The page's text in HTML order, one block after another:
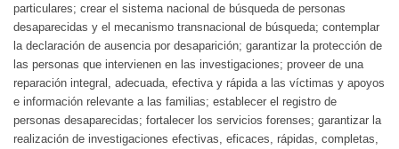
particulares; crear el sistema nacional de búsqueda de personas
desaparecidas y el mecanismo transnacional de búsqueda; contemplar
la declaración de ausencia por desaparición; garantizar la protección de
las personas que intervienen en las investigaciones; proveer de una
reparación integral, adecuada, efectiva y rápida a las víctimas y apoyos
e información relevante a las familias; establecer el registro de
personas desaparecidas; fortalecer los servicios forenses; garantizar la
realización de investigaciones efectivas, eficaces, rápidas, completas,